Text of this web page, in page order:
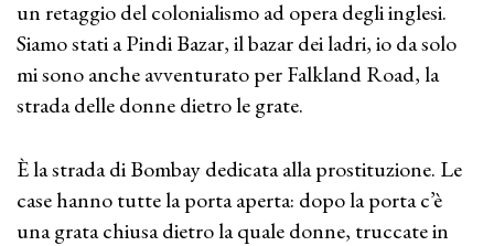
un retaggio del colonialismo ad opera degli inglesi.
Siamo stati a Pindi Bazar, il bazar dei ladri, io da solo
mi sono anche avventurato per Falkland Road, la
strada delle donne dietro le grate.
È la strada di Bombay dedicata alla prostituzione. Le
case hanno tutte la porta aperta: dopo la porta c’è
una grata chiusa dietro la quale donne, truccate in